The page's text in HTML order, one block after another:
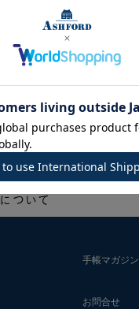
マイページ
く表示
について
ついて
手帳マガジン
お問合せ